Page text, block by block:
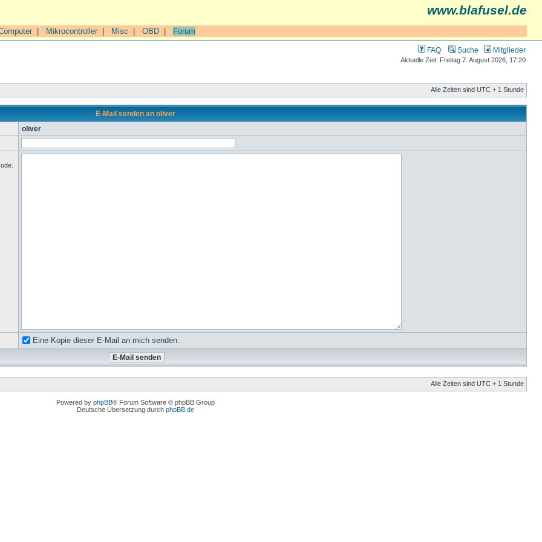
www.blafusel.de
| Mikrocontroller| Misc OBD Forum
FAQ Suche Mitglieder
Aktuelle Zeit: Freitag 7. August 2026, 17:20
Alle Zeiten sind UTC + 1 Stunde
E-Mail senden an oliver
oliver
Eine Kopie dieser E-Mail an mich senden.
Alle Zeiten sind UTC + 1 Stunde
Powered by phpBB® Forum Software © phpBB Group
Deutsche Übersetzung durch phpBB.de